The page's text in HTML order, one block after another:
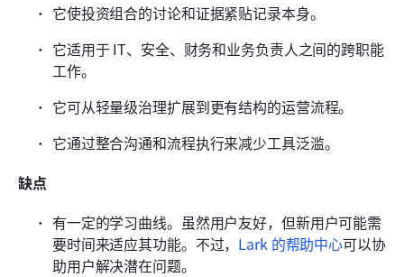
它使投资组合的讨论和证据紧贴记录本身。
它适用于 IT、安全、财务和业务负责人之间的跨职能
工作。
它可从轻量级治理扩展到更有结构的运营流程。
它通过整合沟通和流程执行来减少工具泛滥。
缺点
有一定的学习曲线。虽然用户友好，但新用户可能需
要时间来适应其功能。不过， Lark 的帮助中心可以协
助用户解决潜在问题。